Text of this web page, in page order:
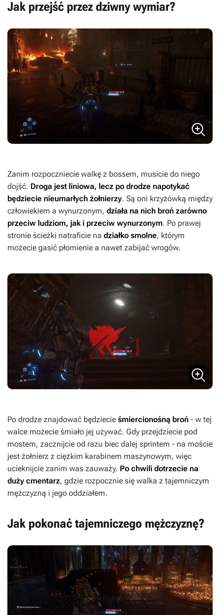
Jak przejść przez dziwny wymiar?
Zanim rozpoczniecie walkę z bossem, musicie do niego
dojść. Droga jest liniowa, lecz po drodze napotykać
będziecie nieumarłych żołnierzy. Są oni krzyżówką między
człowiekiem a wynurzonym, działa na nich broń zarówno
przeciw ludziom, jak i przeciw wynurzonym. Po prawej
stronie ścieżki natraficie na działko smolne, którym
możecie gasić płomienie a nawet zabijać wrogów.
Po drodze znajdować będziecie śmiercionośną broń - w tej
walce możecie śmiało jej używać. Gdy przejdziecie pod
mostem, zacznijcie od razu biec dalej sprintem - na moście
jest żołnierz z ciężkim karabinem maszynowym, więc
ucieknijcie zanim was zauważy. Po chwili dotrzecie na
duży cmentarz, gdzie rozpocznie się walka z tajemniczym
mężczyzną i jego oddziałem.
Jak pokonać tajemniczego mężczyznę?